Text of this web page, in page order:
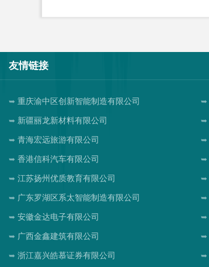
友情链接
重庆渝中区创新智能制造有限公司
新疆丽龙新材料有限公司
青海宏远旅游有限公司
香港信科汽车有限公司
江苏扬州优质教育有限公司
广东罗湖区系太智能制造有限公司
安徽金达电子有限公司
广西金鑫建筑有限公司
浙江嘉兴皓慕证券有限公司